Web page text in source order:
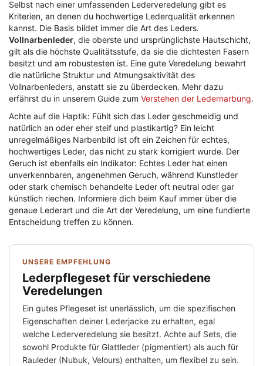
Selbst nach einer umfassenden Lederveredelung gibt es
Kriterien, an denen du hochwertige Lederqualität erkennen
kannst. Die Basis bildet immer die Art des Leders.
Vollnarbenleder, die oberste und ursprünglichste Hautschicht,
gilt als die höchste Qualitätsstufe, da sie die dichtesten Fasern
besitzt und am robustesten ist. Eine gute Veredelung bewahrt
die natürliche Struktur und Atmungsaktivität des
Vollnarbenleders, anstatt sie zu überdecken. Mehr dazu
erfährst du in unserem Guide zum Verstehen der Ledernarbung.
Achte auf die Haptik: Fühlt sich das Leder geschmeidig und
natürlich an oder eher steif und plastikartig? Ein leicht
unregelmäßiges Narbenbild ist oft ein Zeichen für echtes,
hochwertiges Leder, das nicht zu stark korrigiert wurde. Der
Geruch ist ebenfalls ein Indikator: Echtes Leder hat einen
unverkennbaren, angenehmen Geruch, während Kunstleder
oder stark chemisch behandelte Leder oft neutral oder gar
künstlich riechen. Informiere dich beim Kauf immer über die
genaue Lederart und die Art der Veredelung, um eine fundierte
Entscheidung treffen zu können.
UNSERE EMPFEHLUNG
Lederpflegeset für verschiedene
Veredelungen
Ein gutes Pflegeset ist unerlässlich, um die spezifischen
Eigenschaften deiner Lederjacke zu erhalten, egal
welche Lederveredelung sie besitzt. Achte auf Sets, die
sowohl Produkte für Glattleder (pigmentiert) als auch für
Rauleder (Nubuk, Velours) enthalten, um flexibel zu sein.